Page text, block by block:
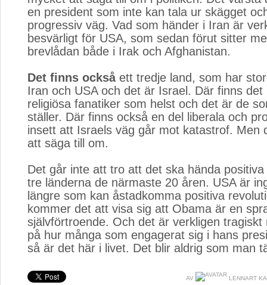
en president som inte kan tala ur skägget
progressiv väg. Vad som händer i Iran är
besvärligt för USA, som sedan förut sitter
brevlådan både i Irak och Afghanistan.
Det finns ocksåett tredje land, som har
Iran och USA och det är Israel. Där finns det
religiösa fanatiker som helst och det är de
ställer. Där finns också en del liberala och
insett att Israels väg går mot katastrof. Men
att säga till om.
Det går inte att tro att det ska hända
tre länderna de närmaste 20 åren. USA är
längre som kan åstadkomma positiva
kommer det att visa sig att Obama är en
självförtroende. Och det är verkligen tragiskt
på hur många som engagerat sig i hans
så är det här i livet. Det blir aldrig som man
AV LENNART